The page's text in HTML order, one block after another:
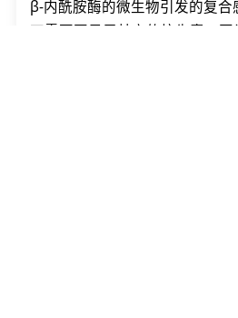
β-内酰胺酶的微生物引发的复合
不需要再另用其它的抗生素。